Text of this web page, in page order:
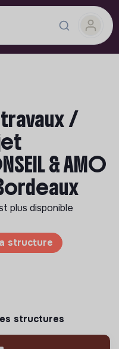
/
& AMO
plus disponible
structure
structures